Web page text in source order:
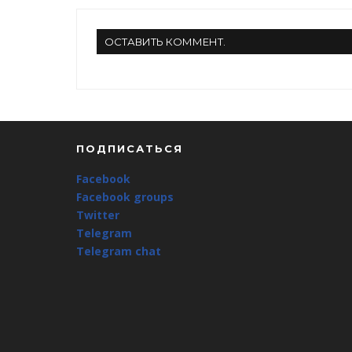
ОСТАВИТЬ КОММЕНТ.
ПОДПИСАТЬСЯ
Facebook
Facebook groups
Twitter
Telegram
Telegram chat